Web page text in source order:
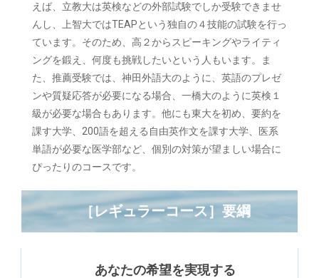
えば、立教大は英検などの外部試験でしか受験できませ
んし、上智大ではTEAPという独自の４技能の試験を行っ
ています。そのため、高２からスピーキングやライティ
ングを鍛え、何度も挑戦したいという人もいます。ま
た、推薦受験では、神田外語大のように、英語のプレゼ
ンや質疑応答が必要になる場合、一橋大のように英検１
級が必要な場合もあります。他にも東大を初め、要約を
課す大学、200語を超える自由英作文を課す大学、医系
単語が必要な医学部など、個別の対策が望ましい場合に
ぴったりのコースです。
［レギュラーコース］要綱
あなたの希望を実現する